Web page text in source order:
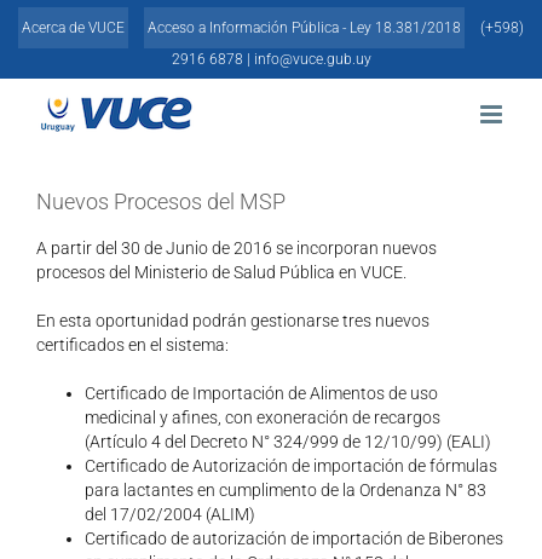
Skip
Acerca de VUCE Acceso a Información Pública - Ley 18.381/2018
(+598)
2916 6878 |
info@vuce.gub.uy
Nuevos Procesos del MSP
A partir del 30 de Junio de 2016 se incorporan nuevos
procesos del Ministerio de Salud Pública en VUCE.
En esta oportunidad podrán gestionarse tres nuevos
certificados en el sistema:
Certificado de Importación de Alimentos de uso
medicinal y afines, con exoneración de recargos
(Artículo 4 del Decreto N° 324/999 de 12/10/99) (EALI)
Certificado de Autorización de importación de fórmulas
para lactantes en cumplimento de la Ordenanza N° 83
del 17/02/2004 (ALIM)
Certificado de autorización de importación de Biberones